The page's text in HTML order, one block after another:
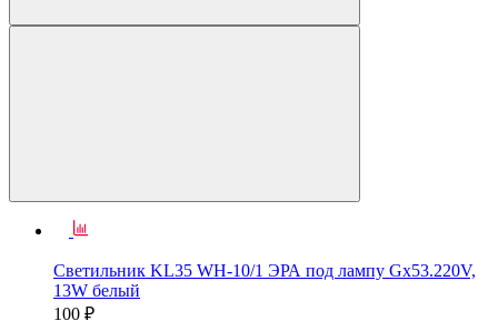
Светильник KL35 WH-10/1 ЭРА под лампу Gx53.220V,
13W белый
100 ₽